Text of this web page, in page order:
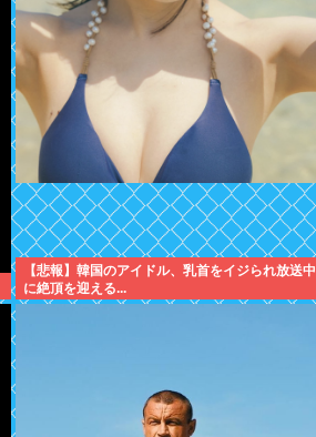
【悲報】韓国のアイドル、乳首をイジられ放送中
に絶頂を迎える...